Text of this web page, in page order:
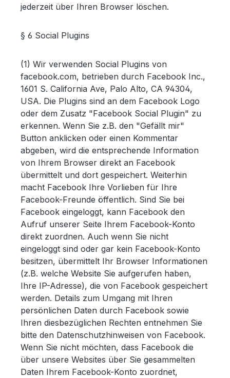
jederzeit über Ihren Browser löschen.
§ 6 Social Plugins
(1) Wir verwenden Social Plugins von
facebook.com, betrieben durch Facebook Inc.,
1601 S. California Ave, Palo Alto, CA 94304,
USA. Die Plugins sind an dem Facebook Logo
oder dem Zusatz "Facebook Social Plugin" zu
erkennen. Wenn Sie z.B. den "Gefällt mir"
Button anklicken oder einen Kommentar
abgeben, wird die entsprechende Information
von Ihrem Browser direkt an Facebook
übermittelt und dort gespeichert. Weiterhin
macht Facebook Ihre Vorlieben für Ihre
Facebook-Freunde öffentlich. Sind Sie bei
Facebook eingeloggt, kann Facebook den
Aufruf unserer Seite Ihrem Facebook-Konto
direkt zuordnen. Auch wenn Sie nicht
eingeloggt sind oder gar kein Facebook-Konto
besitzen, übermittelt Ihr Browser Informationen
(z.B. welche Website Sie aufgerufen haben,
Ihre IP-Adresse), die von Facebook gespeichert
werden. Details zum Umgang mit Ihren
persönlichen Daten durch Facebook sowie
Ihren diesbezüglichen Rechten entnehmen Sie
bitte den Datenschutzhinweisen von Facebook.
Wenn Sie nicht möchten, dass Facebook die
über unsere Websites über Sie gesammelten
Daten Ihrem Facebook-Konto zuordnet,